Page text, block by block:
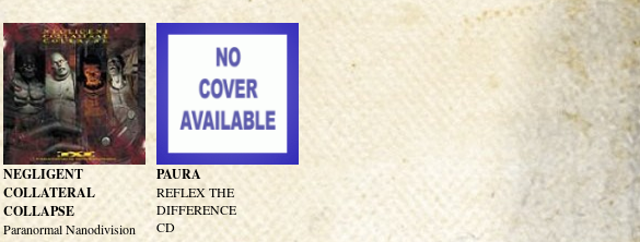
NEGLIGENT
COLLATERAL
COLLAPSE
Paranormal Nanodivision
PAURA
REFLEX THE
DIFFERENCE
CD